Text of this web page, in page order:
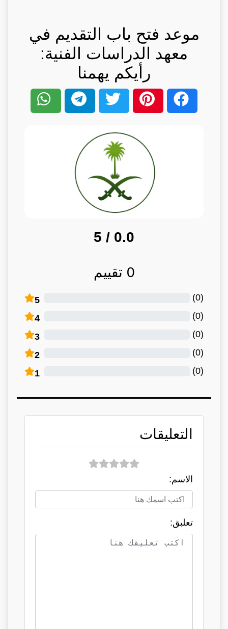
موعد فتح باب التقديم في
معهد الدراسات الفنية:
رأيكم يهمنا
0.0
/ 5
0 تقييم
5 (
0
)
4 (
0
)
3 (
0
)
2 (
0
)
1 (
0
)
التعليقات
الاسم:
تعلبق: